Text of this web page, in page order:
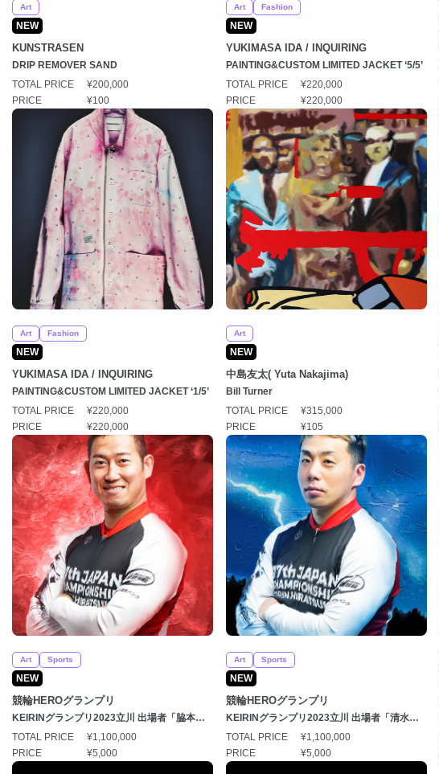
Art
NEW
KUNSTRASEN
DRIP REMOVER SAND
TOTAL PRICE
¥200,000
PRICE
¥100
Art Fashion
NEW
YUKIMASA IDA / INQUIRING
PAINTING&CUSTOM LIMITED JACKET ‘5/5’
TOTAL PRICE
¥220,000
PRICE
¥220,000
Art Fashion
NEW
YUKIMASA IDA / INQUIRING
PAINTING&CUSTOM LIMITED JACKET ‘1/5’
TOTAL PRICE
¥220,000
PRICE
¥220,000
Art
NEW
中島友太( Yuta Nakajima)
Bill Turner
TOTAL PRICE
¥315,000
PRICE
¥105
Art Sports
NEW
競輪HEROグランプリ
KEIRINグランプリ2023立川 出場者「脇本雄
太（わきもとゆうた）選手」
TOTAL PRICE
¥1,100,000
PRICE
¥5,000
Art Sports
NEW
競輪HEROグランプリ
KEIRINグランプリ2023立川 出場者「清水裕
友（しみずひろと）選手」
TOTAL PRICE
¥1,100,000
PRICE
¥5,000